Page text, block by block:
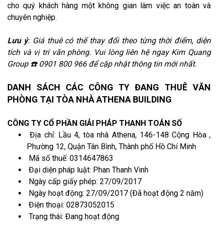
cho quý khách hàng một không gian làm việc an toàn và
chuyên nghiệp.
Lưu ý: Giá thuê có thể thay đổi theo từng thời điểm, diện
tích và vị trí văn phòng. Vui lòng liên hệ ngay Kim Quang
Group ☎️ 0901 800 966 để cập nhật thông tin mới nhất.
DANH SÁCH CÁC CÔNG TY ĐANG THUÊ VĂN
PHÒNG TẠI TÒA NHÀ ATHENA BUILDING
CÔNG TY CỔ PHẦN GIẢI PHÁP THANH TOÁN SỐ
Địa chỉ: Lầu 4, tòa nhà Athena, 146-148 Cộng Hòa ,
Phường 12, Quận Tân Bình, Thành phố Hồ Chí Minh
Mã số thuế: 0314647863
Đại diện pháp luật: Phan Thanh Vinh
Ngày cấp giấy phép: 27/09/2017
Ngày hoạt động: 27/09/2017 (Đã hoạt động 2 năm)
Điện thoại: 02873052015
Trạng thái: Đang hoạt động